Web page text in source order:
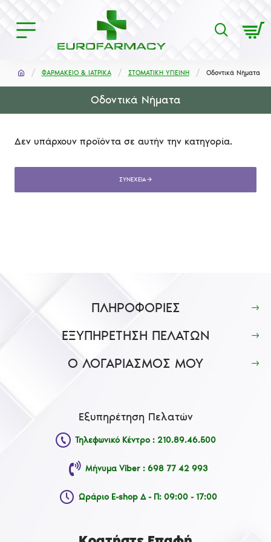
ΦΑΡΜΑΚΕΙΟ & ΙΑΤΡΙΚΑ ΣΤΟΜΑΤΙΚΗ ΥΓΙΕΙΝΗ Οδοντικά Νήματα
Οδοντικά Νήματα
Δεν υπάρχουν προϊόντα σε αυτήν την κατηγορία.
ΣΥΝΈΧΕΙΑ
ΠΛΗΡΟΦΟΡΙΕΣ
ΕΞΥΠΗΡΕΤΗΣΗ ΠΕΛΑΤΩΝ
Ο ΛΟΓΑΡΙΑΣΜΟΣ ΜΟΥ
Εξυπηρέτηση Πελατών
Τηλεφωνικό Κέντρο : 210.89.46.500
Μήνυμα Viber : 698 77 42 993
Ωράριο E-shop Δ - Π: 09:00 - 17:00